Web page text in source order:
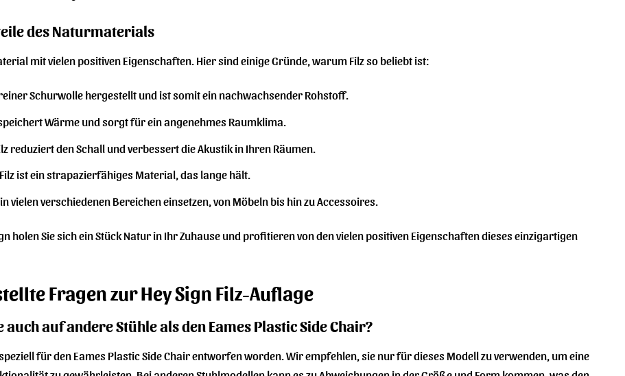
des Naturmaterials
mit vielen positiven Eigenschaften. Hier sind einige Gründe, warum Filz so beliebt ist:
Schurwolle hergestellt und ist somit ein nachwachsender Rohstoff.
Wärme und sorgt für ein angenehmes Raumklima.
reduziert den Schall und verbessert die Akustik in Ihren Räumen.
ist ein strapazierfähiges Material, das lange hält.
vielen verschiedenen Bereichen einsetzen, von Möbeln bis hin zu Accessoires.
holen Sie sich ein Stück Natur in Ihr Zuhause und profitieren von den vielen positiven Eigenschaften dieses einzigartigen
Fragen zur Hey Sign Filz-Auflage
auch auf andere Stühle als den Eames Plastic Side Chair?
für den Eames Plastic Side Chair entworfen worden. Wir empfehlen, sie nur für dieses Modell zu verwenden, um eine